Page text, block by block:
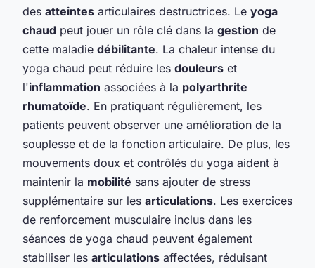
des atteintes articulaires destructrices. Le yoga
chaud peut jouer un rôle clé dans la gestion de
cette maladie débilitante. La chaleur intense du
yoga chaud peut réduire les douleurs et
l'inflammation associées à la polyarthrite
rhumatoïde. En pratiquant régulièrement, les
patients peuvent observer une amélioration de la
souplesse et de la fonction articulaire. De plus, les
mouvements doux et contrôlés du yoga aident à
maintenir la mobilité sans ajouter de stress
supplémentaire sur les articulations. Les exercices
de renforcement musculaire inclus dans les
séances de yoga chaud peuvent également
stabiliser les articulations affectées, réduisant